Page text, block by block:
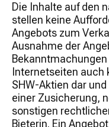
Die Inhalte auf den
stellen keine
Angebots zum
Ausnahme der
Internetseiten auch
SHW-Aktien dar
einer Zusicherung,
sonstigen
Bieterin. Ein